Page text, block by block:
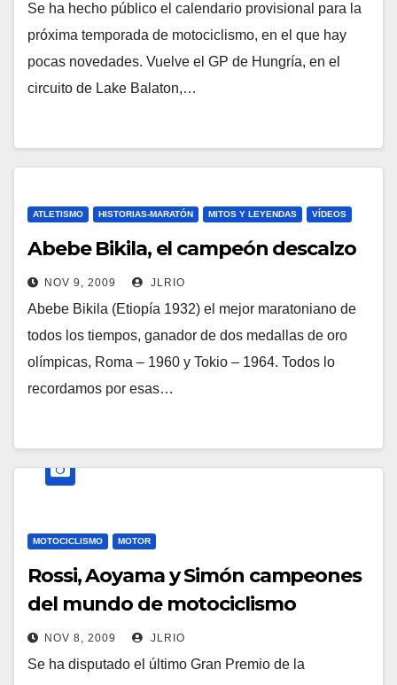
Se ha hecho público el calendario provisional para la
próxima temporada de motociclismo, en el que hay
pocas novedades. Vuelve el GP de Hungría, en el
circuito de Lake Balaton,…
ATLETISMO HISTORIAS-MARATÓN MITOS Y LEYENDAS VÍDEOS
Abebe Bikila, el campeón descalzo
NOV 9, 2009 JLRIO
Abebe Bikila (Etiopía 1932) el mejor maratoniano de
todos los tiempos, ganador de dos medallas de oro
olímpicas, Roma – 1960 y Tokio – 1964. Todos lo
recordamos por esas…
MOTOCICLISMO MOTOR
Rossi, Aoyama y Simón campeones
del mundo de motociclismo
NOV 8, 2009 JLRIO
Se ha disputado el último Gran Premio de la